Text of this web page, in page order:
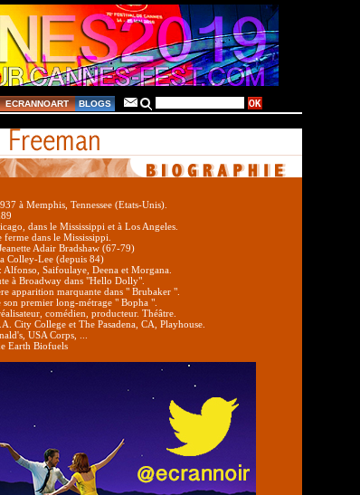
ECRANNOART BLOGS
à Memphis, Tennessee (Etats-Unis).
dans le Mississippi et à Los Angeles.
dans le Mississippi.
Adair Bradshaw (67-79)
Colley-Lee (depuis 84)
Alfonso, Saifoulaye, Deena et Morgana.
à Broadway dans "Hello Dolly".
apparition marquante dans " Brubaker ".
son premier long-métrage " Bopha ".
comédien, producteur. Théâtre.
City College et The Pasadena, CA, Playhouse.
USA Corps, ...
Earth Biofuels